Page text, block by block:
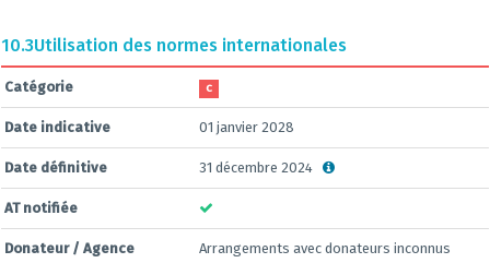
10.3Utilisation des normes internationales
Catégorie C
Date indicative 01 janvier 2028
Date définitive 31 décembre 2024
AT notifiée
Donateur / Agence Arrangements avec donateurs inconnus